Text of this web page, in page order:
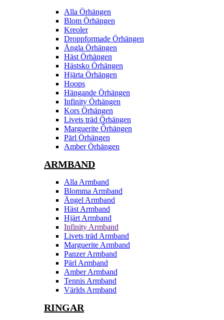
Alla Örhängen
Blom Örhängen
Kreoler
Droppformade Örhängen
Ängla Örhängen
Häst Örhängen
Hästsko Örhängen
Hjärta Örhängen
Hoops
Hängande Örhängen
Infinity Örhängen
Kors Örhängen
Livets träd Örhängen
Marguerite Ôrhängen
Pärl Örhängen
Amber Örhängen
ARMBAND
Alla Armband
Blomma Armband
Ängel Armband
Häst Armband
Hjärt Armband
Infinity Armband
Livets träd Armband
Marguerite Armband
Panzer Armband
Pärl Armband
Amber Armband
Tennis Armband
Världs Armband
RINGAR